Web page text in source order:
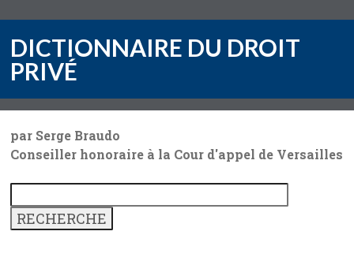
DICTIONNAIRE DU DROIT
PRIVÉ
par Serge Braudo
Conseiller honoraire à la Cour d'appel de Versailles